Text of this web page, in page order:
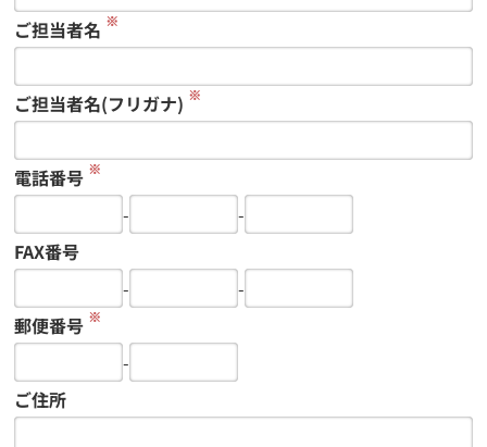
ご担当者名 ※
ご担当者名(フリガナ) ※
電話番号 ※
-
-
FAX番号
-
-
郵便番号 ※
-
ご住所